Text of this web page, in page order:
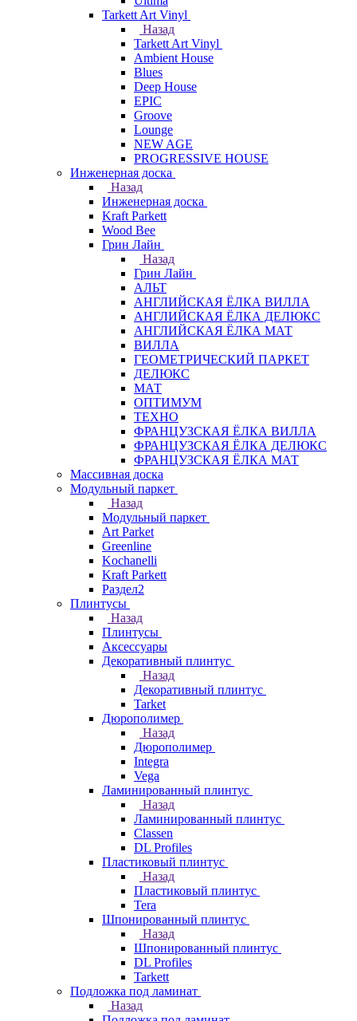
Tarkett Art Vinyl
Назад
Tarkett Art Vinyl
Ambient House
Blues
Deep House
EPIC
Groove
Lounge
NEW AGE
PROGRESSIVE HOUSE
Инженерная доска
Назад
Инженерная доска
Kraft Parkett
Wood Bee
Грин Лайн
Назад
Грин Лайн
АЛЬТ
АНГЛИЙСКАЯ ЁЛКА ВИЛЛА
АНГЛИЙСКАЯ ЁЛКА ДЕЛЮКС
АНГЛИЙСКАЯ ЁЛКА МАТ
ВИЛЛА
ГЕОМЕТРИЧЕСКИЙ ПАРКЕТ
ДЕЛЮКС
МАТ
ОПТИМУМ
ТЕХНО
ФРАНЦУЗСКАЯ ЁЛКА ВИЛЛА
ФРАНЦУЗСКАЯ ЁЛКА ДЕЛЮКС
ФРАНЦУЗСКАЯ ЁЛКА МАТ
Массивная доска
Модульный паркет
Назад
Модульный паркет
Art Parket
Greenline
Kochanelli
Kraft Parkett
Раздел2
Плинтусы
Назад
Плинтусы
Аксессуары
Декоративный плинтус
Назад
Декоративный плинтус
Tarket
Дюрополимер
Назад
Дюрополимер
Integra
Vega
Ламинированный плинтус
Назад
Ламинированный плинтус
Classen
DL Profiles
Пластиковый плинтус
Назад
Пластиковый плинтус
Tera
Шпонированный плинтус
Назад
Шпонированный плинтус
DL Profiles
Tarkett
Подложка под ламинат
Назад